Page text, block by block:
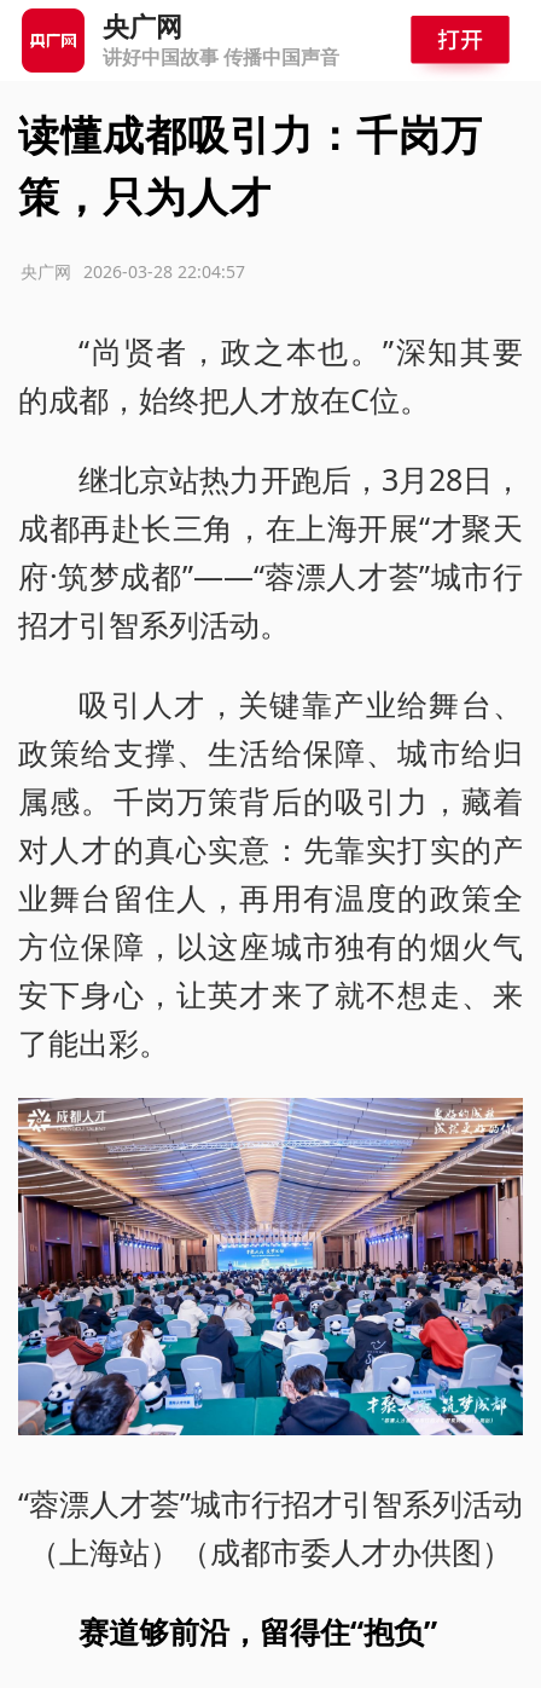
央广网
讲好中国故事 传播中国声音
读懂成都吸引力：千岗万
策，只为人才
2026-03-28 22:04:57
央广网
“尚贤者，政之本也。”深知其要
的成都，始终把人才放在C位。
继北京站热力开跑后，3月28日，
成都再赴长三角，在上海开展“才聚天
府·筑梦成都”——“蓉漂人才荟”城市行
招才引智系列活动。
吸引人才，关键靠产业给舞台、
政策给支撑、生活给保障、城市给归
属感。千岗万策背后的吸引力，藏着
对人才的真心实意：先靠实打实的产
业舞台留住人，再用有温度的政策全
方位保障，以这座城市独有的烟火气
安下身心，让英才来了就不想走、来
了能出彩。
“蓉漂人才荟”城市行招才引智系列活动
（上海站）（成都市委人才办供图）
赛道够前沿，留得住“抱负”